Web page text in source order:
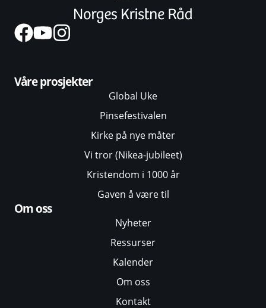
Våre prosjekter
Global Uke
Pinsefestivalen
Kirke på nye måter
Vi tror (Nikea-jubileet)
Kristendom i 1000 år
Gaven å være til
Om oss
Nyheter
Ressurser
Kalender
Om oss
Kontakt